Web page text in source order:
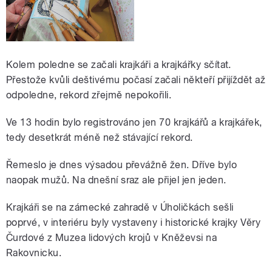
Kolem poledne se začali krajkáři a krajkářky sčítat.
Přestože kvůli deštivému počasí začali někteří přijíždět až
odpoledne, rekord zřejmě nepokořili.
Ve 13 hodin bylo registrováno jen 70 krajkářů a krajkářek,
tedy desetkrát méně než stávající rekord.
Řemeslo je dnes výsadou převážně žen. Dříve bylo
naopak mužů. Na dnešní sraz ale přijel jen jeden.
Krajkáři se na zámecké zahradě v Úholičkách sešli
poprvé, v interiéru byly vystaveny i historické krajky Věry
Čurdové z Muzea lidových krojů v Kněževsi na
Rakovnicku.